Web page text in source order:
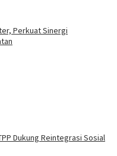
Perkuat Sinergi
Dukung Reintegrasi Sosial